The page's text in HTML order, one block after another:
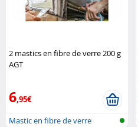
2 mastics en fibre de verre 200 g
AGT
6,95€
Mastic en fibre de verre